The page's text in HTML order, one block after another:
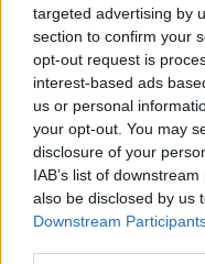
targeted advertising by
section to confirm your
opt-out request is
interest-based ads
us or personal
your opt-out. You may
disclosure of your
IAB’s list of
also be disclosed by us
Downstream
Πολιτισμός|
Μια
Καζαμπλάνκα -
Η Μελίτα
μανδύα της
στον πολύβουο
τρόπο ζωής που